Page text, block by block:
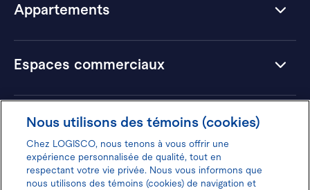
Appartements
Espaces commerciaux
Hôtels
Nous utilisons des témoins (cookies)
Chez LOGISCO, nous tenons à vous offrir une
expérience personnalisée de qualité, tout en
respectant votre vie privée. Nous vous informons que
nous utilisons des témoins (cookies) de navigation et